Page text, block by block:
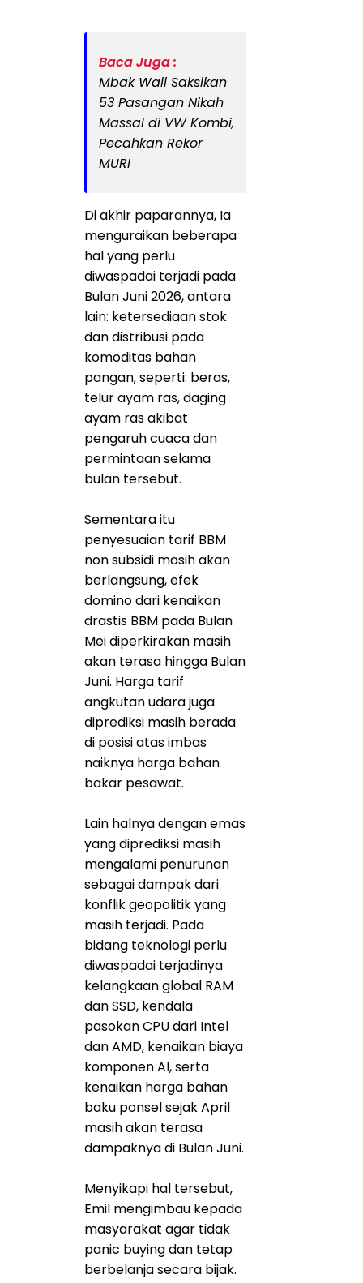
Baca Juga :
Mbak Wali Saksikan
53 Pasangan Nikah
Massal di VW Kombi,
Pecahkan Rekor
MURI
Di akhir paparannya, Ia
menguraikan beberapa
hal yang perlu
diwaspadai terjadi pada
Bulan Juni 2026, antara
lain: ketersediaan stok
dan distribusi pada
komoditas bahan
pangan, seperti: beras,
telur ayam ras, daging
ayam ras akibat
pengaruh cuaca dan
permintaan selama
bulan tersebut.
Sementara itu
penyesuaian tarif BBM
non subsidi masih akan
berlangsung, efek
domino dari kenaikan
drastis BBM pada Bulan
Mei diperkirakan masih
akan terasa hingga Bulan
Juni. Harga tarif
angkutan udara juga
diprediksi masih berada
di posisi atas imbas
naiknya harga bahan
bakar pesawat.
Lain halnya dengan emas
yang diprediksi masih
mengalami penurunan
sebagai dampak dari
konflik geopolitik yang
masih terjadi. Pada
bidang teknologi perlu
diwaspadai terjadinya
kelangkaan global RAM
dan SSD, kendala
pasokan CPU dari Intel
dan AMD, kenaikan biaya
komponen AI, serta
kenaikan harga bahan
baku ponsel sejak April
masih akan terasa
dampaknya di Bulan Juni.
Menyikapi hal tersebut,
Emil mengimbau kepada
masyarakat agar tidak
panic buying dan tetap
berbelanja secara bijak.